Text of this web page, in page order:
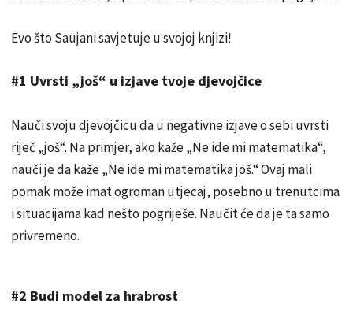
Evo što Saujani savjetuje u svojoj knjizi!
#1 Uvrsti „još“ u izjave tvoje djevojčice
Nauči svoju djevojčicu da u negativne izjave o sebi uvrsti
riječ „još“. Na primjer, ako kaže „Ne ide mi matematika“,
nauči je da kaže „Ne ide mi matematika još.“ Ovaj mali
pomak može imat ogroman utjecaj, posebno u trenutcima
i situacijama kad nešto pogriješe. Naučit će da je ta samo
privremeno.
#2 Budi model za hrabrost